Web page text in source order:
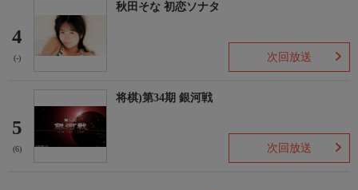
4
(-)
秋田そな 初恋ソナタ
次回放送
5
(6)
将棋)第34期 銀河戦
次回放送